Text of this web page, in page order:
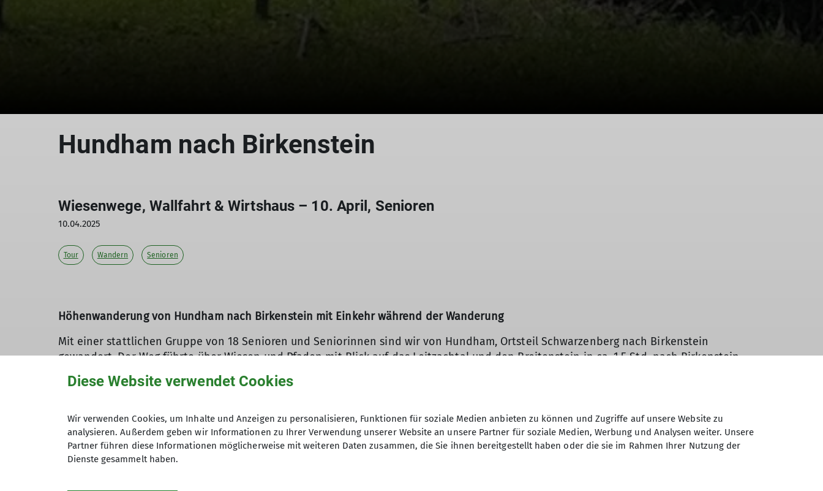
Hundham nach Birkenstein
Wiesenwege, Wallfahrt & Wirtshaus – 10. April, Senioren
10.04.2025
Tour Wandern Senioren
Höhenwanderung von Hundham nach Birkenstein mit Einkehr während der Wanderung
Mit einer stattlichen Gruppe von 18 Senioren und Seniorinnen sind wir von Hundham, Ortsteil Schwarzenberg nach Birkenstein
gewandert. Der Weg führte über Wiesen und Pfaden mit Blick auf das Leitzachtal und den Breitenstein in ca. 1,5 Std. nach Birkenstein.
Nach Besichtigung der sehr schönen Wallfahrtskapelle sind wir auf einem anderen Weg, vorbei an einzelnen größeren Bauernhöfen nach
dem Essen sehr zufrieden. Anschließend wanderten wir zurück und erreichten nach ca. einer Stunde unseren Parkplatz.
Aufgrund des schönen Wetters fuhren wir dann in das idyllisch gelegene Wald-Cafe "Moosmühle" und ließen dort den Wandertag bei
Kaffee und Kuchen ausklingen.
Diese Website verwendet Cookies
Wir verwenden Cookies, um Inhalte und Anzeigen zu personalisieren, Funktionen für soziale Medien anbieten zu können und Zugriffe auf unsere Website zu
analysieren. Außerdem geben wir Informationen zu Ihrer Verwendung unserer Website an unsere Partner für soziale Medien, Werbung und Analysen weiter. Unsere
Partner führen diese Informationen möglicherweise mit weiteren Daten zusammen, die Sie ihnen bereitgestellt haben oder die sie im Rahmen Ihrer Nutzung der
Dienste gesammelt haben.